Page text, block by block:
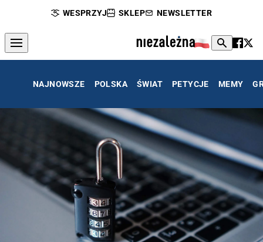
WESPRZYJ SKLEP NEWSLETTER
NAJNOWSZE POLSKA ŚWIAT PETYCJE MEMY